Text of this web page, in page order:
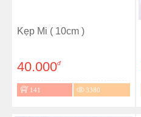
Kẹp Mi ( 10cm )
40.000đ
141 3380